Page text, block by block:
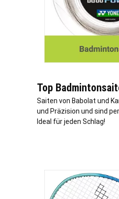
Top
Saiten von Babolat und
und Präzision und sind
Ideal für jeden Schlag!